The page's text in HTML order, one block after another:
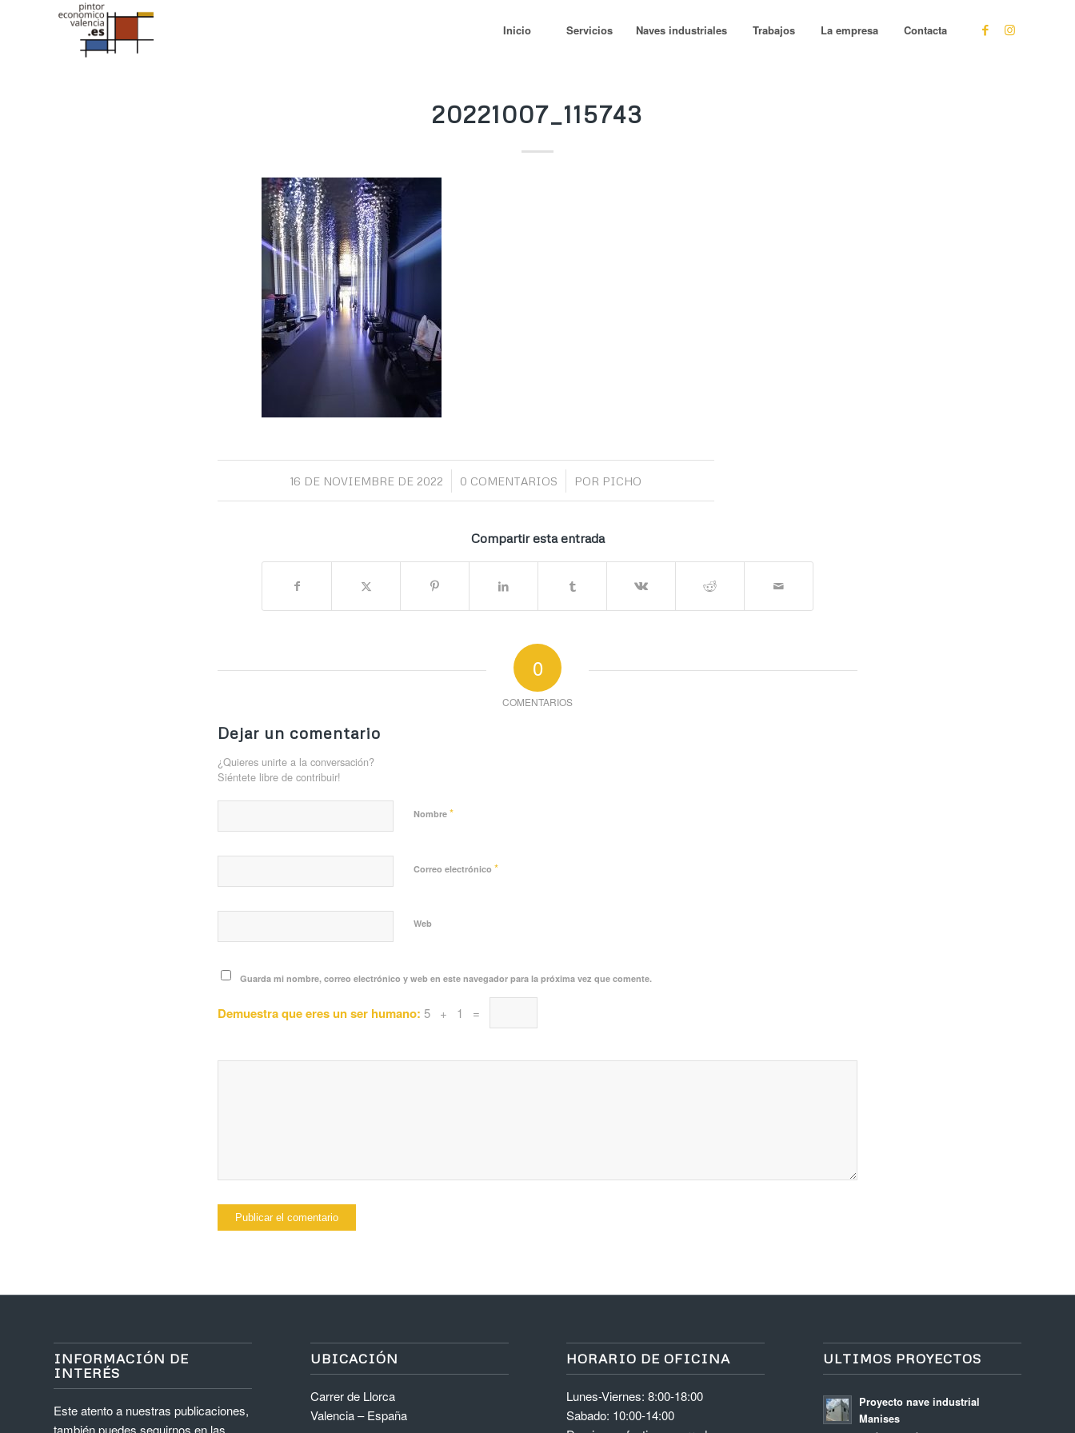
Inicio Servicios Naves industriales Trabajos La empresa Contacta
20221007_115743
16 DE NOVIEMBRE DE 2022
/ 0 COMENTARIOS
/ POR PICHO
Compartir esta entrada
0
COMENTARIOS
Dejar un comentario
¿Quieres unirte a la conversación?
Siéntete libre de contribuir!
Nombre *
Correo electrónico *
Web
Guarda mi nombre, correo electrónico y web en este navegador para la próxima vez que comente.
Demuestra que eres un ser humano: 5 + 1 =
INFORMACIÓN DE
INTERÉS
Este atento a nuestras publicaciones,
UBICACIÓN
Carrer de Llorca
Valencia – España
HORARIO DE OFICINA
Lunes-Viernes: 8:00-18:00
Sabado: 10:00-14:00
ULTIMOS PROYECTOS
Proyecto nave industrial
Manises